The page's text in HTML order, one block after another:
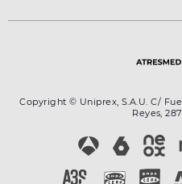
Copyright © Uniprex, S.A.U. C/
Reyes,